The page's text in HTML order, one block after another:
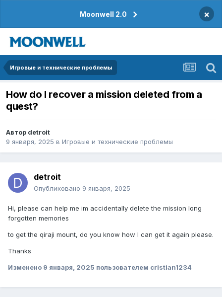
Moonwell 2.0 ×
Игровые и технические проблемы
How do I recover a mission deleted from a
quest?
Автор detroit
9 января, 2025 в Игровые и технические проблемы
detroit
Опубликовано 9 января, 2025
Hi, please can help me im accidentally delete the mission long
forgotten memories
to get the qiraji mount, do you know how I can get it again please.
Thanks
Изменено 9 января, 2025 пользователем cristian1234